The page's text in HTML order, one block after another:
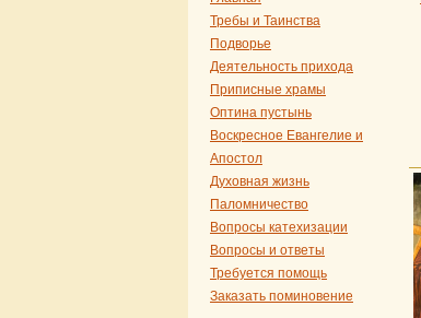
Требы и Таинства
Подворье
Деятельность прихода
Приписные храмы
Оптина пустынь
Воскресное Евангелие и
Апостол
Духовная жизнь
Паломничество
Вопросы катехизации
Вопросы и ответы
Требуется помощь
Заказать поминовение